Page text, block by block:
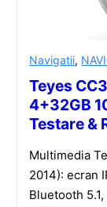
Navigatii,
Teyes
4+32GB
Testare &
Multimedia
2014): ecran
Bluetooth